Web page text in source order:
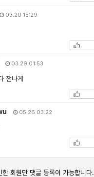
03.20 15:29
03.29 01:53
잼나게
05.26 03:22
한 회원만 댓글 등록이 가능합니다.